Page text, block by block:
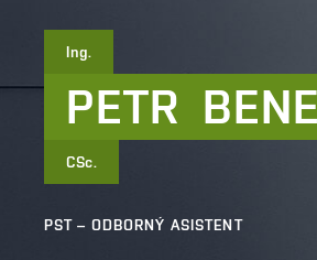
Ing.
PETR
CSc.
PST – ODBORNÝ ASISTENT